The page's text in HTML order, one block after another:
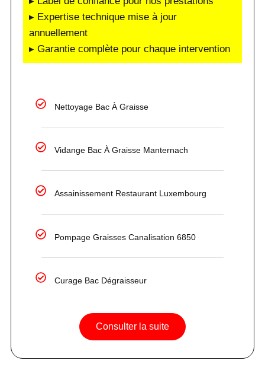
▸ Expertise technique mise à jour
annuellement
▸ Garantie complète pour chaque intervention
Nettoyage Bac À Graisse
Vidange Bac À Graisse Manternach
Assainissement Restaurant Luxembourg
Pompage Graisses Canalisation 6850
Curage Bac Dégraisseur
Consulter la suite